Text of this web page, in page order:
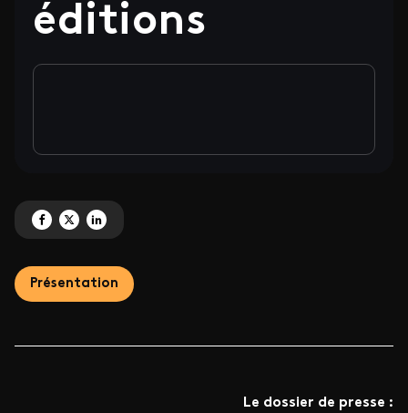
éditions
Partagez 'Retour sur les précédentes éditions' sur Facebook
Partagez 'Retour sur les précédentes éditions' sur X
Partagez 'Retour sur les précédentes éditions' sur LinkedIn
Présentation
Le dossier de presse :